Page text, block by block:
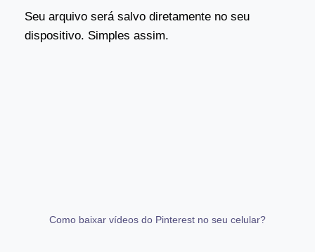
Seu arquivo será salvo diretamente no seu
dispositivo. Simples assim.
Como baixar vídeos do Pinterest no seu celular?